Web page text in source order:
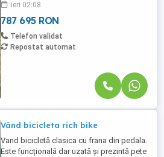
ieri 02:08
787 695 RON
Telefon validat
Repostat automat
Vând bicicleta rich bike
Vand bicicletă clasica cu frana din pedala.
Este funcțională dar uzată și prezintă pete